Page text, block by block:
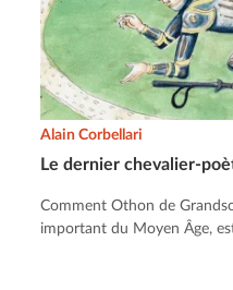
Le dernier chevalier-
Alain Corbellari
Comment Othon de
important du Moyen Âge,